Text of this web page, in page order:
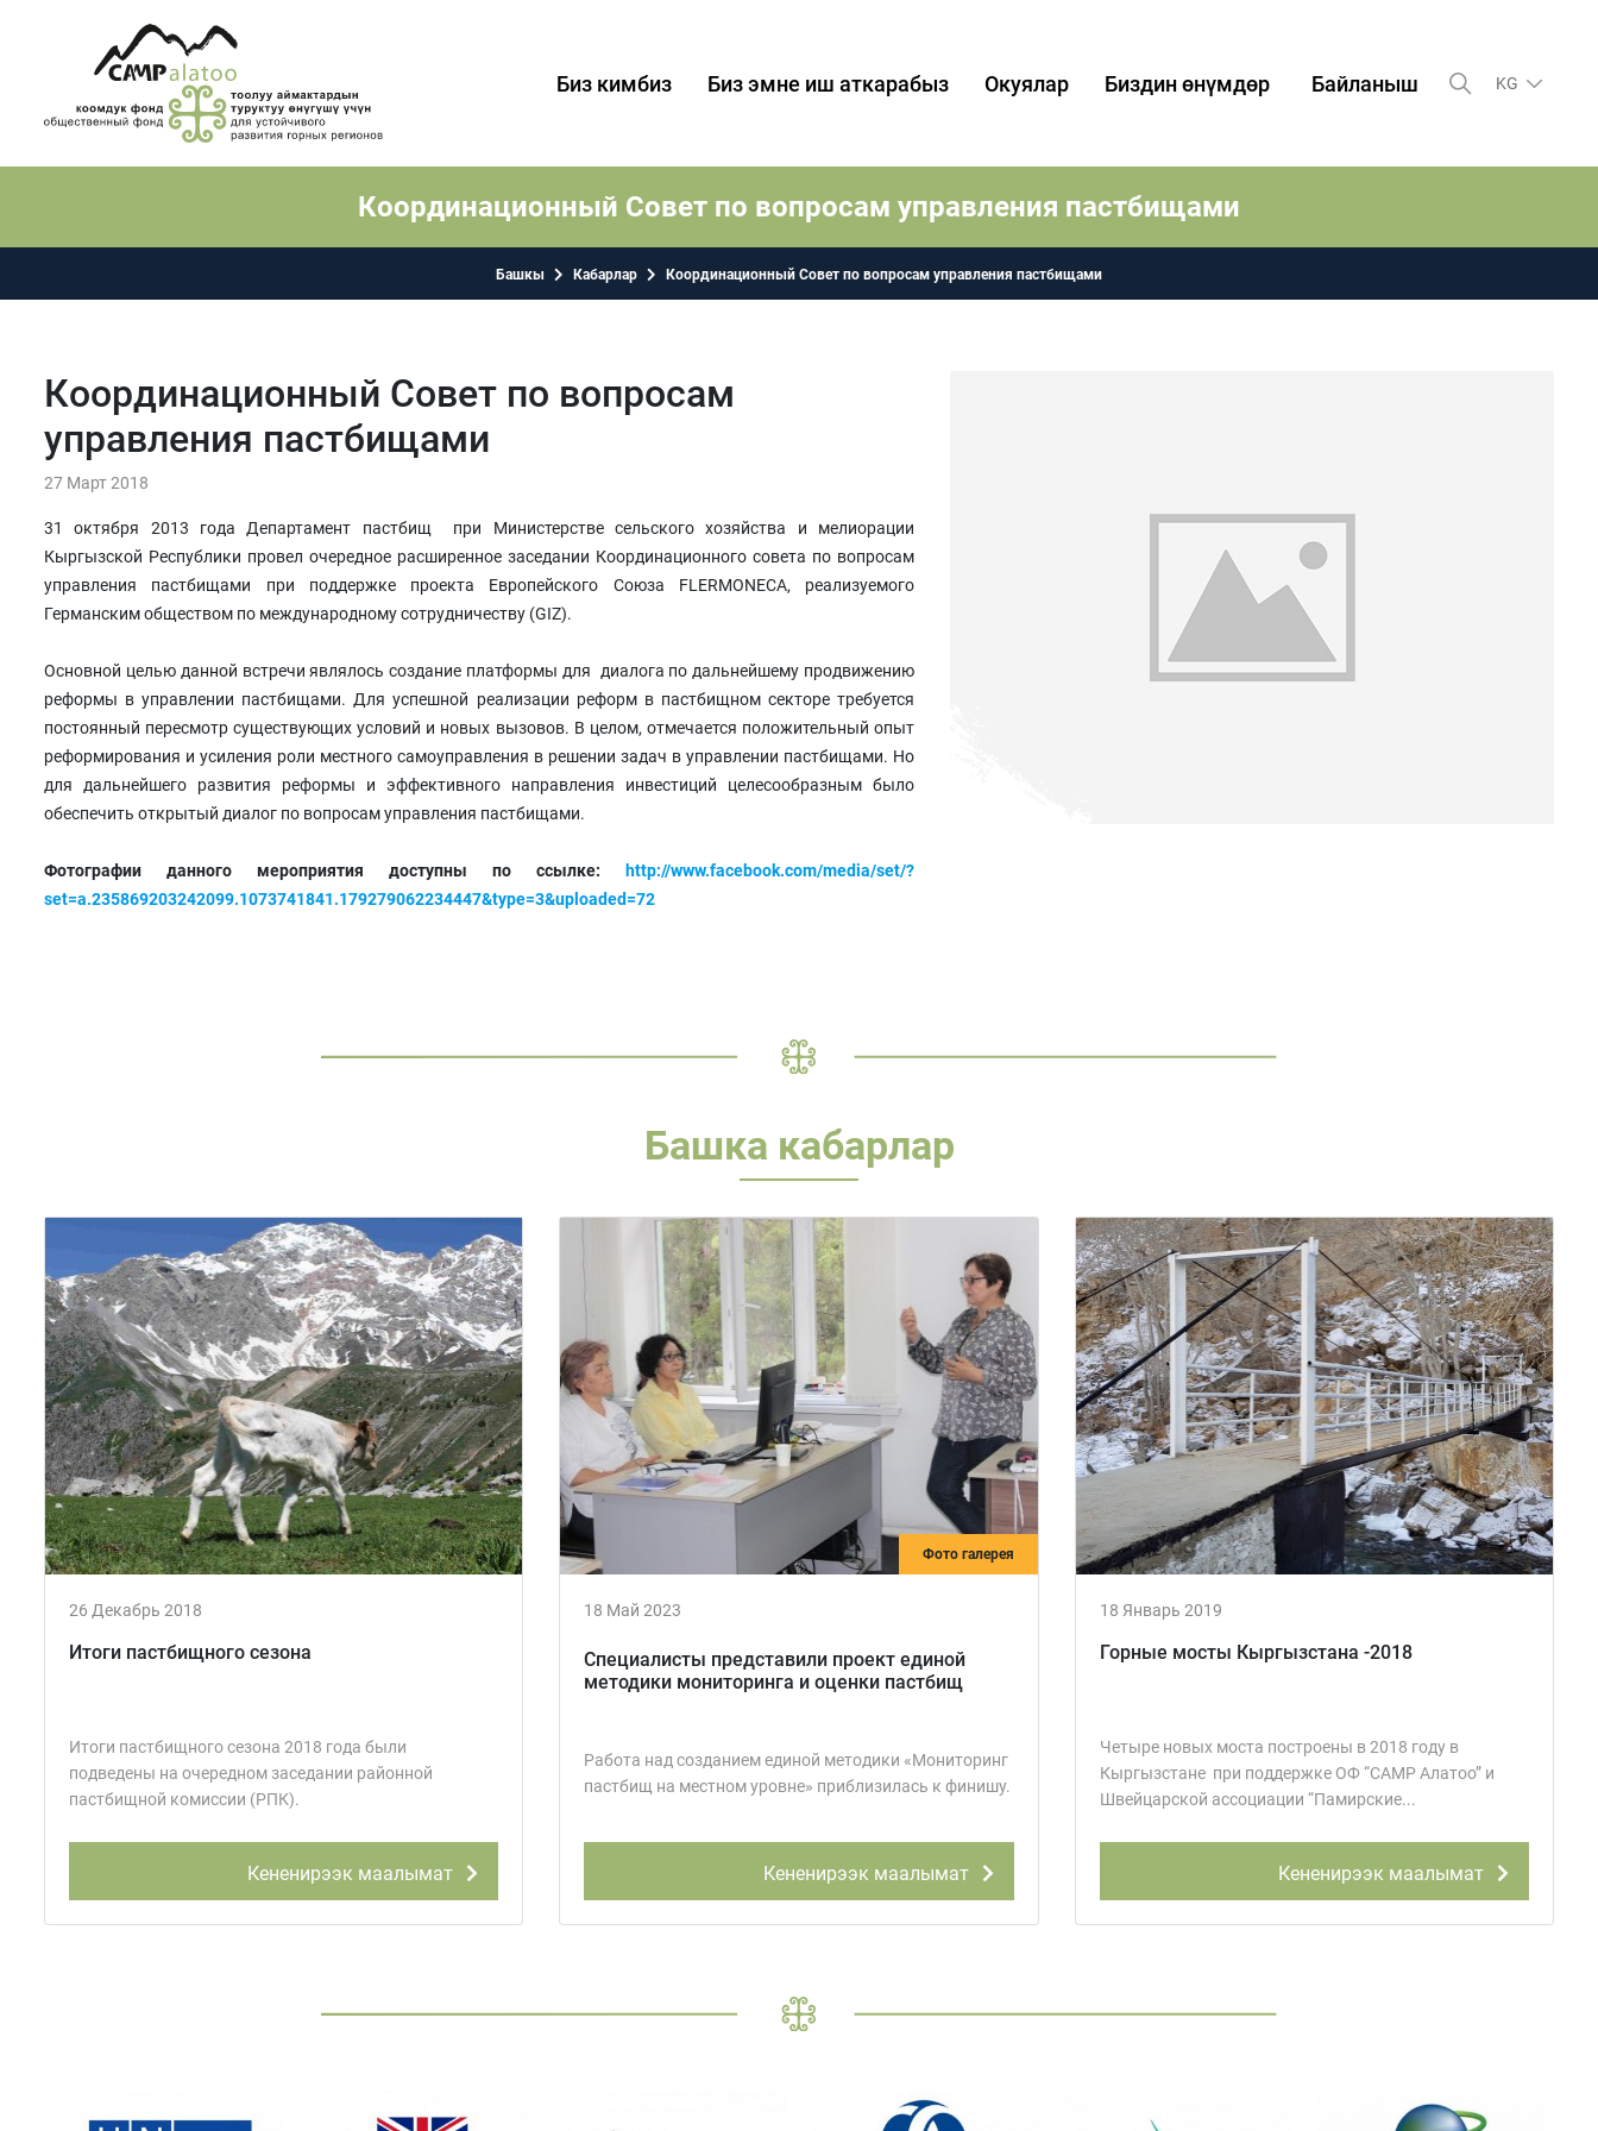
Биз кимбиз Биз эмне иш аткарабыз Окуялар Биздин өнүмдөр Байланыш KG
Координационный Совет по вопросам управления пастбищами
Башкы Кабарлар Координационный Совет по вопросам управления пастбищами
Координационный Совет по вопросам
управления пастбищами
27 Март 2018
31 октября 2013 года Департамент пастбищ при Министерстве сельского хозяйства и мелиорации
Кыргызской Республики провел очередное расширенное заседании Координационного совета по вопросам
управления пастбищами при поддержке проекта Европейского Союза FLERMONECA, реализуемого
Германским обществом по международному сотрудничеству (GIZ).
Основной целью данной встречи являлось создание платформы для диалога по дальнейшему продвижению
реформы в управлении пастбищами. Для успешной реализации реформ в пастбищном секторе требуется
постоянный пересмотр существующих условий и новых вызовов. В целом, отмечается положительный опыт
реформирования и усиления роли местного самоуправления в решении задач в управлении пастбищами. Но
для дальнейшего развития реформы и эффективного направления инвестиций целесообразным было
обеспечить открытый диалог по вопросам управления пастбищами.
Фотографии данного мероприятия доступны по ссылке:
http://www.facebook.com/media/set/?
set=a.235869203242099.1073741841.179279062234447&type=3&uploaded=72
Башка кабарлар
26 Декабрь 2018
Итоги пастбищного сезона
Итоги пастбищного сезона 2018 года были
подведены на очередном заседании районной
пастбищной комиссии (РПК).
Кененирээк маалымат
Фото галерея
18 Май 2023
Специалисты представили проект единой
методики мониторинга и оценки пастбищ
Работа над созданием единой методики «Мониторинг
пастбищ на местном уровне» приблизилась к финишу.
Кененирээк маалымат
18 Январь 2019
Горные мосты Кыргызстана -2018
Четыре новых моста построены в 2018 году в
Кыргызстане при поддержке ОФ “CAMP Алатоо” и
Швейцарской ассоциации “Памирские...
Кененирээк маалымат